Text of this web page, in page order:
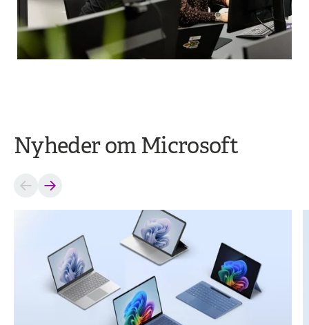
Nyheder om Microsoft